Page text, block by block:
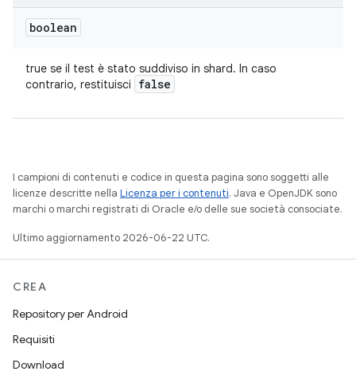
boolean
true se il test è stato suddiviso in shard. In caso
contrario, restituisci
false
I campioni di contenuti e codice in questa pagina sono soggetti alle
licenze descritte nella Licenza per i contenuti. Java e OpenJDK sono
marchi o marchi registrati di Oracle e/o delle sue società consociate.
Ultimo aggiornamento 2026-06-22 UTC.
CREA
Repository per Android
Requisiti
Download